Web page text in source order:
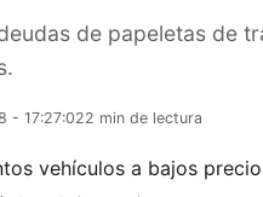
de papeletas de
- 17:27:022 min de lectura